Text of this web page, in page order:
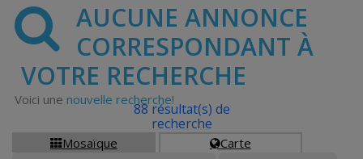
AUCUNE ANNONCE
CORRESPONDANT À
VOTRE RECHERCHE
Voici une nouvelle recherche!
Mosaïque Carte
88 résultat(s) de
recherche